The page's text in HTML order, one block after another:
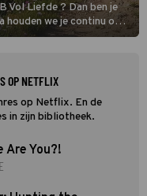
Vol Liefde ? Dan ben je
houden we je continu op
OP NETFLIX
op Netflix. En de
in zijn bibliotheek.
Are You?!